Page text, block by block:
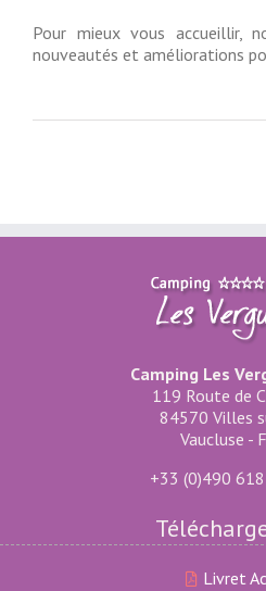
Pour mieux vous accueillir,
nouveautés et améliorations
Camping Les
119 Route de
84570 Villes
Vaucluse -
+33 (0)490
Livret